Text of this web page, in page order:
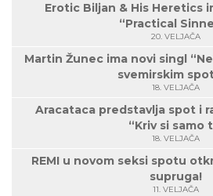
Erotic Biljan & His Heretics
“Practical
20. VELJAČA
Martin Žunec ima novi singl
svemirskim
18. VELJAČA
Aracataca predstavlja spot i
“Kriv si samo
18. VELJAČA
REMI u novom seksi spotu
supruga!
11. VELJAČA